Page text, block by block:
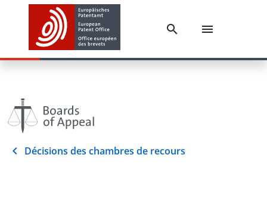
Décisions des chambres de recours